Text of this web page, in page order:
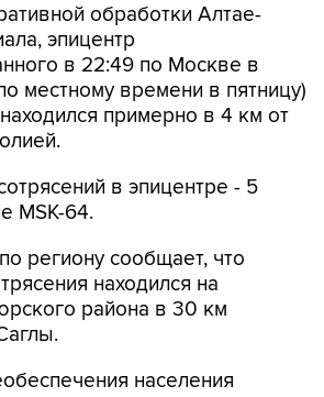
обработки Алтае-
эпицентр
в 22:49 по Москве в
местному времени в пятницу)
примерно в 4 км от
в эпицентре - 5
MSK-64.
региону сообщает, что
находился на
района в 30 км
населения